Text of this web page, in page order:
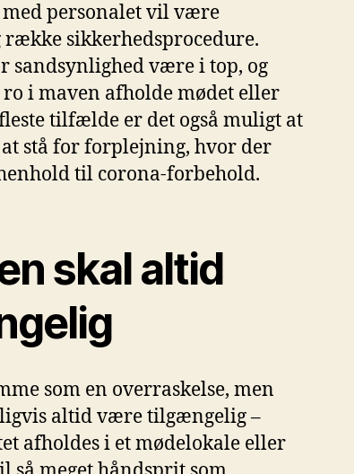
personalet vil være
sikkerhedsprocedure.
sandsynlighed være i top, og
i maven afholde mødet eller
tilfælde er det også muligt at
stå for forplejning, hvor der
til corona-forbehold.
skal altid
som en overraskelse, men
altid være tilgængelig –
afholdes i et mødelokale eller